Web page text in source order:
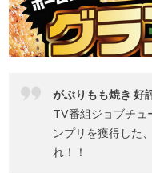
がぶりもも焼き 好
TV番組ジョブチュ
ンプリを獲得した
れ！！